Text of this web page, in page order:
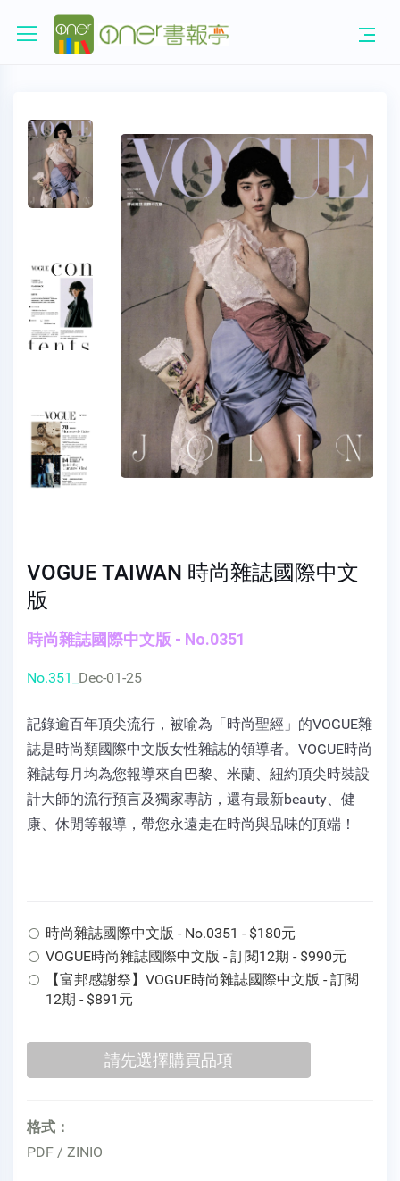
VOGUE TAIWAN 時尚雜誌國際中文
版
時尚雜誌國際中文版 - No.0351
No.351_ Dec-01-25
記錄逾百年頂尖流行，被喻為「時尚聖經」的VOGUE雜
誌是時尚類國際中文版女性雜誌的領導者。VOGUE時尚
雜誌每月均為您報導來自巴黎、米蘭、紐約頂尖時裝設
計大師的流行預言及獨家專訪，還有最新beauty、健
康、休閒等報導，帶您永遠走在時尚與品味的頂端！
時尚雜誌國際中文版 - No.0351 - $180元
VOGUE時尚雜誌國際中文版 - 訂閱12期 - $990元
【富邦感謝祭】VOGUE時尚雜誌國際中文版 - 訂閱
12期 - $891元
格式：
PDF / ZINIO